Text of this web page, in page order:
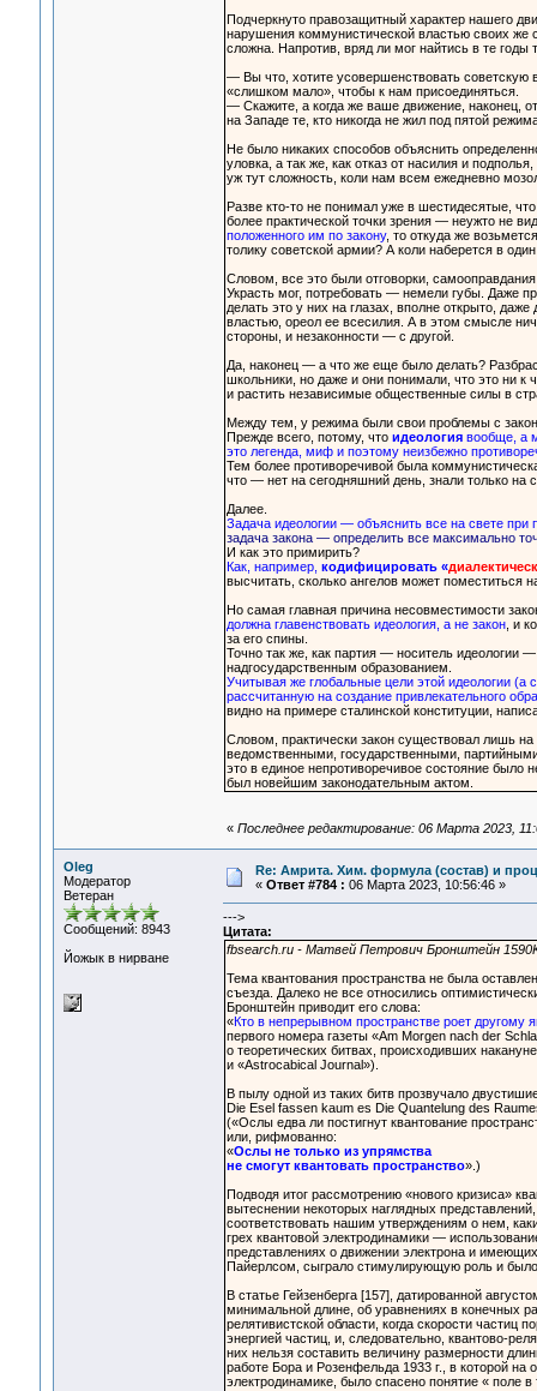
Подчеркнуто правозащитный характер нашего
нарушения коммунистической властью своих же
сложна. Напротив, вряд ли мог найтись в те
— Вы что, хотите усовершенствовать советскую
«слишком мало», чтобы к нам присоединяться.
— Скажите, а когда же ваше движение, наконец,
на Западе те, кто никогда не жил под пятой
Не было никаких способов объяснить
уловка, а так же, как отказ от насилия и
уж тут сложность, коли нам всем ежедневно
Разве кто-то не понимал уже в шестидесятые,
более практической точки зрения — неужто не
положенного им по закону, то откуда же
толику советской армии? А коли наберется в
Словом, все это были отговорки,
Украсть мог, потребовать — немели губы. Даже
делать это у них на глазах, вполне открыто,
властью, ореол ее всесилия. А в этом смысле
стороны, и незаконности — с другой.
Да, наконец — а что же еще было делать?
школьники, но даже и они понимали, что это ни
и растить независимые общественные силы в
Между тем, у режима были свои проблемы с
Прежде всего, потому, что идеологиявообще, а
это легенда, миф и поэтому неизбежно
Тем более противоречивой была
что — нет на сегодняшний день, знали только на
Далее.
Задача идеологии — объяснить все на свете
задача закона — определить все максимально
И как это примирить?
Как, например, кодифицировать «
высчитать, сколько ангелов может поместиться
Но самая главная причина несовместимости
должна главенствовать идеология, а не закон, и
за его спины.
Точно так же, как партия — носитель идеологии
надгосударственным образованием.
Учитывая же глобальные цели этой идеологии
рассчитанную на создание привлекательного
видно на примере сталинской конституции,
Словом, практически закон существовал лишь
ведомственными, государственными,
это в единое непротиворечивое состояние было
был новейшим законодательным актом.
« Последнее редактирование: 06 Марта 2023,
Oleg
Модератор
Ветеран
Сообщений: 8943
Йожык в нирване
Re: Амрита. Хим. формула (состав) и
« Ответ #784 : 06 Марта 2023, 10:56:46 »
--->
Цитата:
fbsearch.ru - Матвей Петрович Бронштейн 1590K
Тема квантования пространства не была
съезда. Далеко не все относились
Бронштейн приводит его слова:
«Кто в непрерывном пространстве роет другому
первого номера газеты «Am Morgen nach der
о теоретических битвах, происходивших
и «Astrocabical Journal»).
В пылу одной из таких битв прозвучало
Die Esel fassen kaum es Die Quantelung des
(«Ослы едва ли постигнут квантование
или, рифмованно:
«Ослы не только из упрямства
не смогут квантовать пространство».)
Подводя итог рассмотрению «нового кризиса»
вытеснении некоторых наглядных
соответствовать нашим утверждениям о нем,
грех квантовой электродинамики —
представлениях о движении электрона и
Пайерлсом, сыграло стимулирующую роль и
В статье Гейзенберга [157], датированной
минимальной длине, об уравнениях в конечных
релятивистской области, когда скорости
энергией частиц, и, следовательно, квантово-
них нельзя составить величину размерности
работе Бора и Розенфельда 1933 г., в которой на
электродинамике, было спасено понятие « поле